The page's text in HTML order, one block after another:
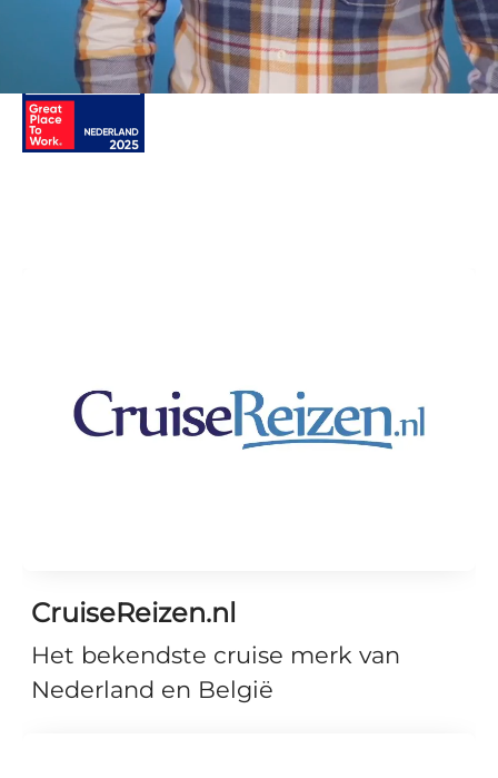
en je gewoon jezelf kan zijn.
CruiseReizen.nl
Het bekendste cruise merk van
Nederland en België